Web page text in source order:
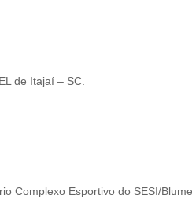
de Itajaí – SC.
Complexo Esportivo do SESI/